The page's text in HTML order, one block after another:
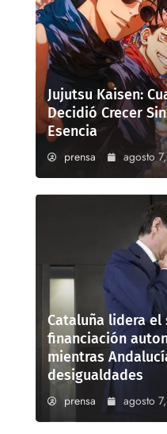
Jujutsu Kaisen:
Decidió Crecer
Esencia
prensa agosto
Cataluña lidera el
financiación
mientras
desigualdades
prensa agosto